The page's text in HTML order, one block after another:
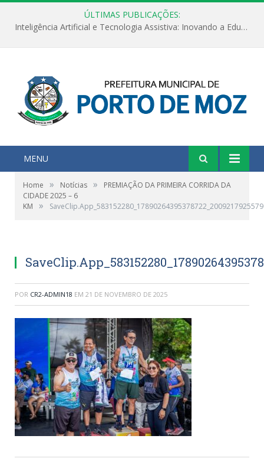
ÚLTIMAS PUBLICAÇÕES:
Inteligência Artificial e Tecnologia Assistiva: Inovando a Educação Especial e Inclusiva
MENU
Home » Notícias »
PREMIAÇÃO DA PRIMEIRA CORRIDA DA
CIDADE 2025 – 6
KM
»
POR CR2-ADMIN18 EM 21 DE NOVEMBRO DE 2025